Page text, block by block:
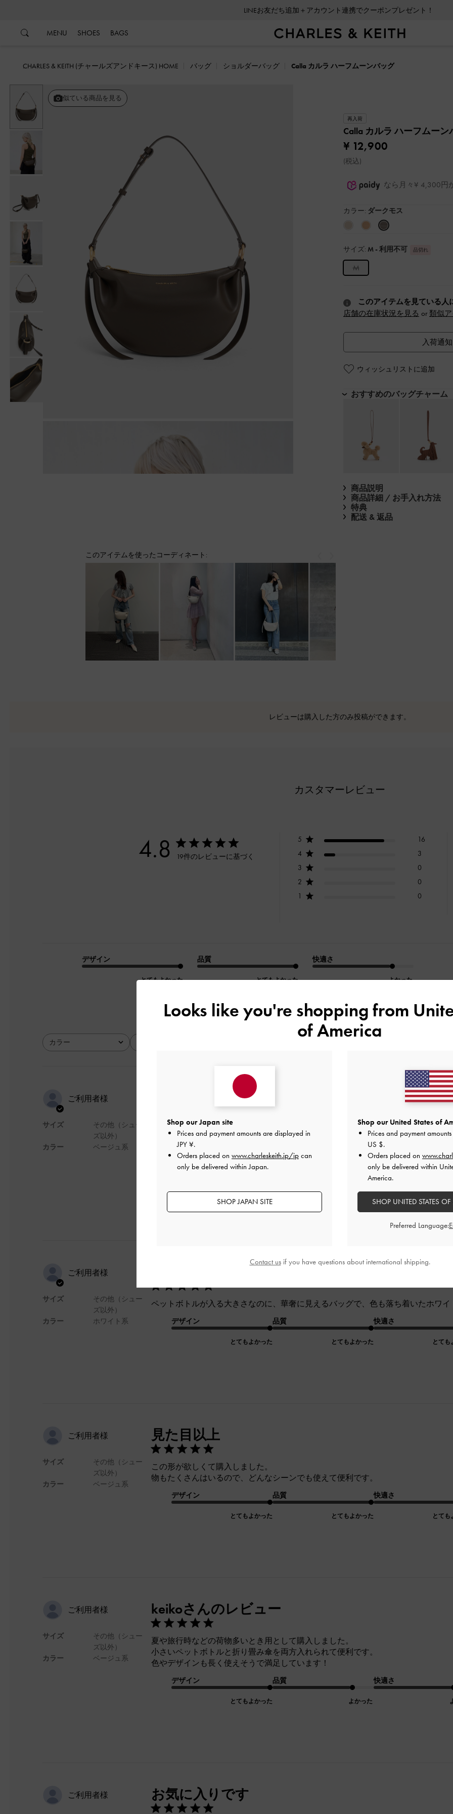
LINEお友だち追加＋アカウント連携でクーポンプレゼント！
MENU SHOES BAGS
CHARLES & KEITH (チャールズアンドキース) HOME バッグ ショルダーバッグ Calla カルラ ハーフムーンバッグ
似ている商品を見る
再入荷
Calla カルラ ハーフムーン
¥ 12,900
(税込)
なら月々¥ 4,300円
カラー: ダークモス
サイズ: M - 利用不可 品切れ
M
このアイテムを見ている人
店舗の在庫状況を見る or 類似
入荷通
ウィッシュリストに追加
おすすめのバッグチャーム
商品説明
商品詳細 / お手入れ方法
特典
配送 & 返品
このアイテムを使ったコーディネート:
レビューは購入した方のみ投稿ができます。
カスタマーレビュー
4.8 19件のレビューに基づく
5
16
4
3
3
0
2
0
1
0
デザイン
とてもよかった
品質
とてもよかった
快適さ
よかった
カラー
全て
ご利用者様
サイズ
カラー
その他（シュー
ズ以外）
ベージュ系
一つ持ってもいて損無し!
大きさもちょうど良く、場所を選ばず、何処へでも持っていける良いバックです。
チャックも大きく、取り出しやすいのが◎
デザイン 品質
とてもよかった
快適さ
ご利用者様
サイズ
カラー
その他（シュー
ズ以外）
ホワイト系
シンプルイズザベスト
ペットボトルが入る大きさなのに、華奢に見えるバッグで、色も落ち着いたホワイ
デザイン
とてもよかった
品質
とてもよかった
快適さ
とても
ご利用者様
サイズ
カラー
その他（シュー
ズ以外）
ベージュ系
見た目以上
この形が欲しくて購入しました。
物もたくさんはいるので、どんなシーンでも使えて便利です。
デザイン
とてもよかった
品質
とてもよかった
快適さ
とても
ご利用者様
サイズ
カラー
その他（シュー
ズ以外）
ベージュ系
keikoさんのレビュー
夏や旅行時などの荷物多いとき用として購入しました。
小さいペットボトルと折り畳み傘を両方入れられて便利です。
色やデザインも長く使えそうで満足しています！
デザイン
とてもよかった
品質
よかった
快適さ
ご利用者様 お気に入りです
Looks like you're shopping from
of America
Shop our Japan site
Prices and payment amounts are displayed in
JPY ¥.
Orders placed on www.charleskeith.jp/jp can
only be delivered within Japan.
SHOP JAPAN SITE
Shop our United States of
Prices and payment
US $.
Orders placed on
only be delivered within
America.
SHOP UNITED STATES
Preferred Language:
Contact usif you have questions about international shipping.